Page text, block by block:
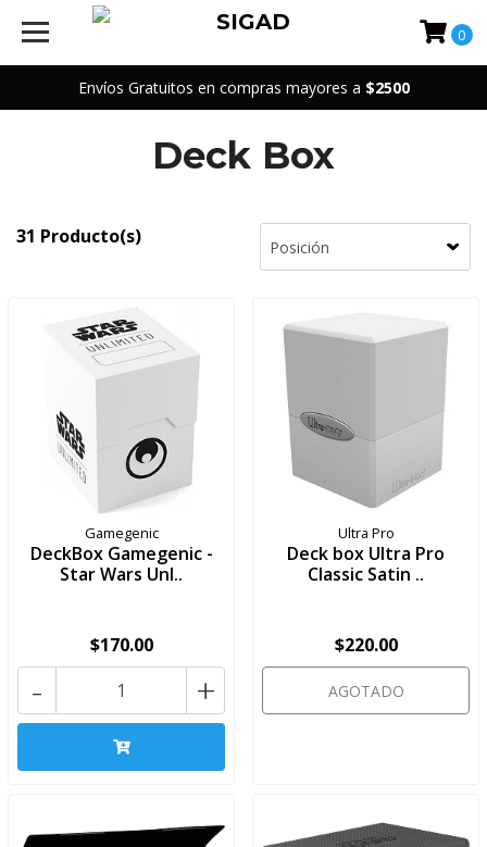
Envíos Gratuitos en compras mayores a $2500
0
Deck Box
31 Producto(s)
Gamegenic
DeckBox Gamegenic -
Star Wars Unl..
$170.00
+
-
Ultra Pro
Deck box Ultra Pro
Classic Satin ..
$220.00
AGOTADO